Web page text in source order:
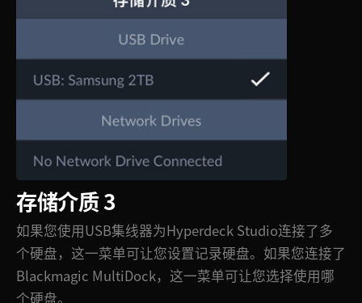
存储介质 3
如果您使用USB集线器为Hyperdeck Studio连接了多
个硬盘，这一菜单可让您设置记录硬盘。如果您连接了
Blackmagic MultiDock，这一菜单可让您选择使用哪
个硬盘。